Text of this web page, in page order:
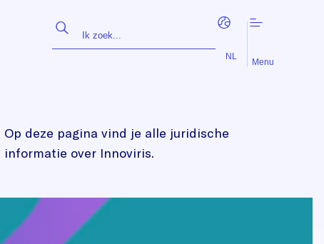
NL
EN
Menu
Op deze pagina vind je alle juridische
informatie over Innoviris.